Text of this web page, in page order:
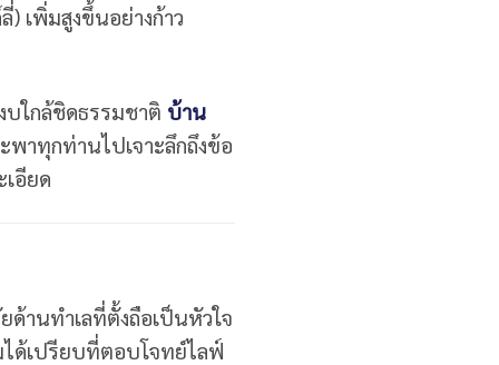
เพิ่มสูงขึ้นอย่างก้าว
บใกล้ชิดธรรมชาติ บ้าน
าทุกท่านไปเจาะลึกถึงข้อ
อียด
านทำเลที่ตั้งถือเป็นหัวใจ
ด้เปรียบที่ตอบโจทย์ไลฟ์